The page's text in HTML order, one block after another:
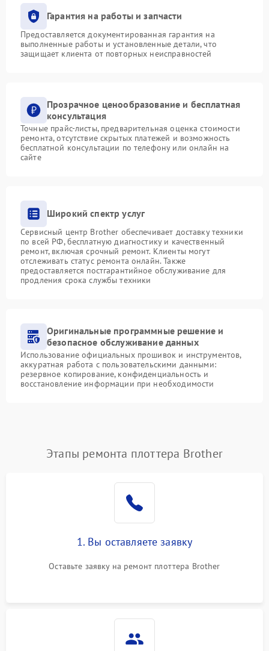
Гарантия на работы и запчасти
Предоставляется документированная гарантия на
выполненные работы и установленные детали, что
защищает клиента от повторных неисправностей
Прозрачное ценообразование и бесплатная
консультация
Точные прайс-листы, предварительная оценка стоимости
ремонта, отсутствие скрытых платежей и возможность
бесплатной консультации по телефону или онлайн на
сайте
Широкий спектр услуг
Сервисный центр Brother обеспечивает доставку техники
по всей РФ, бесплатную диагностику и качественный
ремонт, включая срочный ремонт. Клиенты могут
отслеживать статус ремонта онлайн. Также
предоставляется постгарантийное обслуживание для
продления срока службы техники
Оригинальные программные решение и
безопасное обслуживание данных
Использование официальных прошивок и инструментов,
аккуратная работа с пользовательскими данными:
резервное копирование, конфиденциальность и
восстановление информации при необходимости
Этапы ремонта плоттера Brother
1. Вы оставляете заявку
Оставьте заявку на ремонт плоттера Brother